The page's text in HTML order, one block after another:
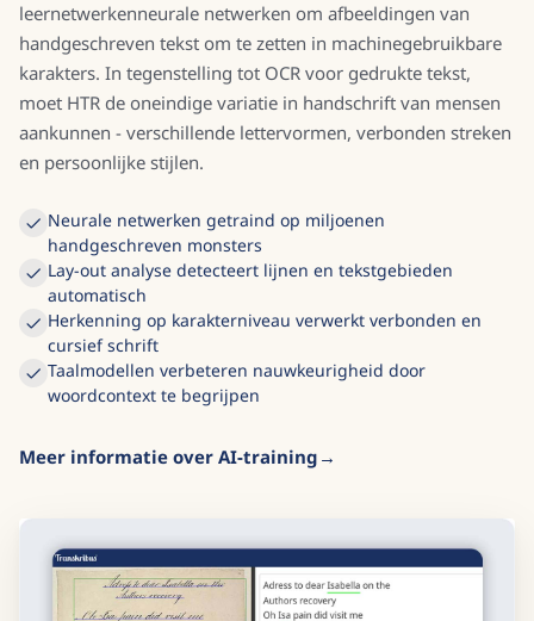
leernetwerkenneurale netwerken om afbeeldingen van
handgeschreven tekst om te zetten in machinegebruikbare
karakters. In tegenstelling tot OCR voor gedrukte tekst,
moet HTR de oneindige variatie in handschrift van mensen
aankunnen - verschillende lettervormen, verbonden streken
en persoonlijke stijlen.
Neurale netwerken getraind op miljoenen
handgeschreven monsters
Lay-out analyse detecteert lijnen en tekstgebieden
automatisch
Herkenning op karakterniveau verwerkt verbonden en
cursief schrift
Taalmodellen verbeteren nauwkeurigheid door
woordcontext te begrijpen
Meer informatie over AI-training